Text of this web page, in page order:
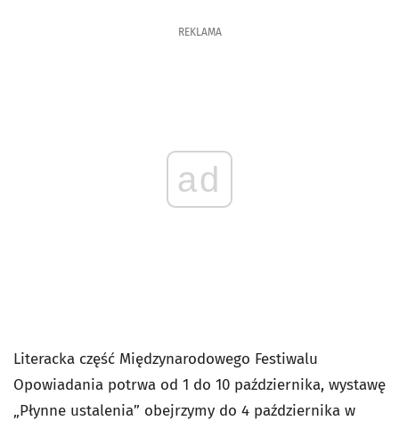
REKLAMA
ad
Literacka część Międzynarodowego Festiwalu
Opowiadania potrwa od 1 do 10 października, wystawę
„Płynne ustalenia” obejrzymy do 4 października w